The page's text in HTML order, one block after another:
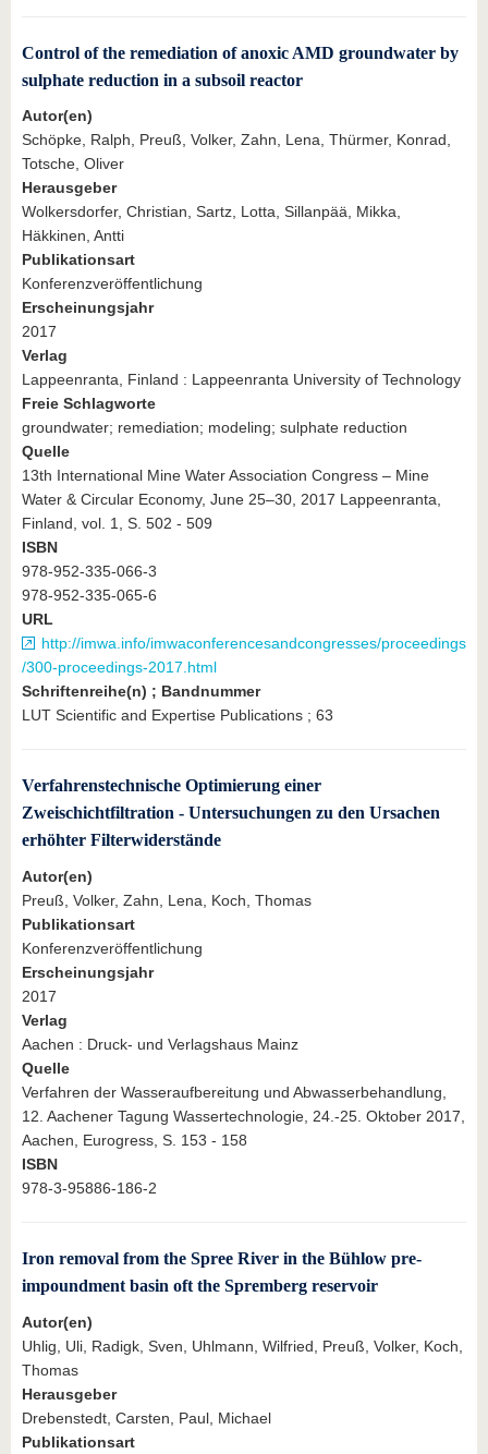
Control of the remediation of anoxic AMD groundwater by
sulphate reduction in a subsoil reactor
Autor(en)
Schöpke, Ralph, Preuß, Volker, Zahn, Lena, Thürmer, Konrad,
Totsche, Oliver
Herausgeber
Wolkersdorfer, Christian, Sartz, Lotta, Sillanpää, Mikka,
Häkkinen, Antti
Publikationsart
Konferenzveröffentlichung
Erscheinungsjahr
2017
Verlag
Lappeenranta, Finland : Lappeenranta University of Technology
Freie Schlagworte
groundwater; remediation; modeling; sulphate reduction
Quelle
13th International Mine Water Association Congress – Mine
Water & Circular Economy, June 25–30, 2017 Lappeenranta,
Finland, vol. 1, S. 502 - 509
ISBN
978-952-335-066-3
978-952-335-065-6
URL
http://imwa.info/imwaconferencesandcongresses/proceedings
/300-proceedings-2017.html
Schriftenreihe(n) ; Bandnummer
LUT Scientific and Expertise Publications ; 63
Verfahrenstechnische Optimierung einer
Zweischichtfiltration - Untersuchungen zu den Ursachen
erhöhter Filterwiderstände
Autor(en)
Preuß, Volker, Zahn, Lena, Koch, Thomas
Publikationsart
Konferenzveröffentlichung
Erscheinungsjahr
2017
Verlag
Aachen : Druck- und Verlagshaus Mainz
Quelle
Verfahren der Wasseraufbereitung und Abwasserbehandlung,
12. Aachener Tagung Wassertechnologie, 24.-25. Oktober 2017,
Aachen, Eurogress, S. 153 - 158
ISBN
978-3-95886-186-2
Iron removal from the Spree River in the Bühlow pre-
impoundment basin oft the Spremberg reservoir
Autor(en)
Uhlig, Uli, Radigk, Sven, Uhlmann, Wilfried, Preuß, Volker, Koch,
Thomas
Herausgeber
Drebenstedt, Carsten, Paul, Michael
Publikationsart